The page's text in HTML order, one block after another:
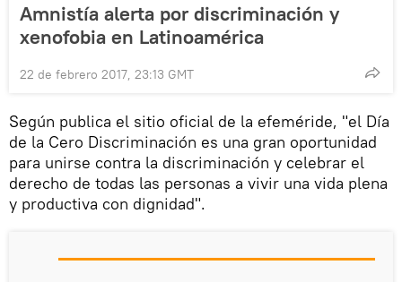
Amnistía alerta por discriminación y
xenofobia en Latinoamérica
22 de febrero 2017, 23:13 GMT
Según publica el sitio oficial de la efeméride, "el Día
de la Cero Discriminación es una gran oportunidad
para unirse contra la discriminación y celebrar el
derecho de todas las personas a vivir una vida plena
y productiva con dignidad".